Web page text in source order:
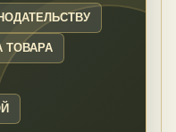
ТОВАРА